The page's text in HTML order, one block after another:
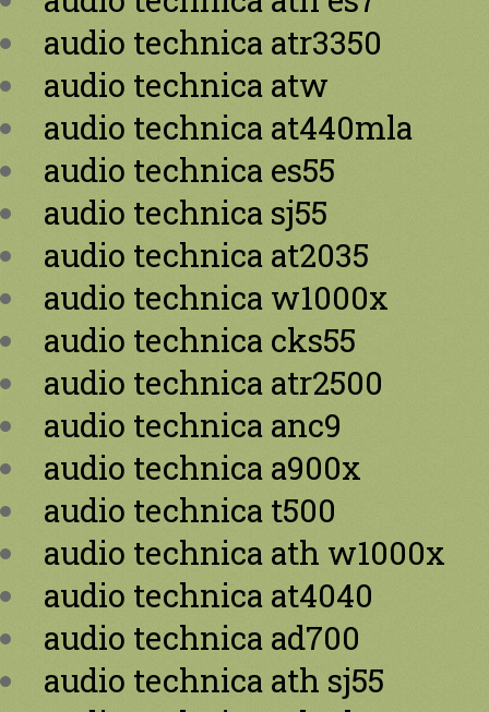
audio technica atr3350
audio technica atw
audio technica at440mla
audio technica es55
audio technica sj55
audio technica at2035
audio technica w1000x
audio technica cks55
audio technica atr2500
audio technica anc9
audio technica a900x
audio technica t500
audio technica ath w1000x
audio technica at4040
audio technica ad700
audio technica ath sj55